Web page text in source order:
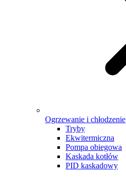
Ogrzewanie i chłodzenie
Tryby
Ekwitermiczna
Pompa obiegowa
Kaskada kotłów
PID kaskadowy